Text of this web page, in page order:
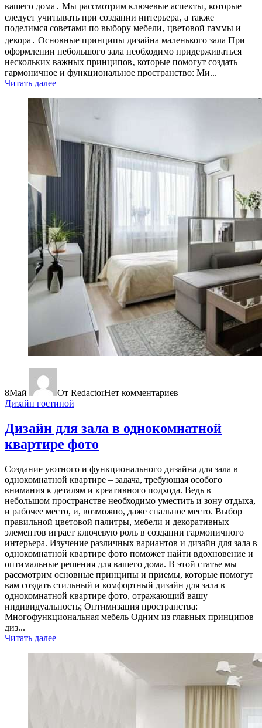
вашего дома․ Мы рассмотрим ключевые аспекты‚ которые
следует учитывать при создании интерьера‚ а также
поделимся советами по выбору мебели‚ цветовой гаммы и
декора․ Основные принципы дизайна маленького зала При
оформлении небольшого зала необходимо придерживаться
нескольких важных принципов‚ которые помогут создать
гармоничное и функциональное пространство: Ми...
Читать далее
8Май От RedactorНет комментариев
Дизайн гостиной
Дизайн для зала в однокомнатной
квартире фото
Создание уютного и функционального дизайна для зала в
однокомнатной квартире – задача, требующая особого
внимания к деталям и креативного подхода. Ведь в
небольшом пространстве необходимо уместить и зону отдыха,
и рабочее место, и, возможно, даже спальное место. Выбор
правильной цветовой палитры, мебели и декоративных
элементов играет ключевую роль в создании гармоничного
интерьера. Изучение различных вариантов и дизайн для зала в
однокомнатной квартире фото поможет найти вдохновение и
оптимальные решения для вашего дома. В этой статье мы
рассмотрим основные принципы и приемы, которые помогут
вам создать стильный и комфортный дизайн для зала в
однокомнатной квартире фото, отражающий вашу
индивидуальность; Оптимизация пространства:
Многофункциональная мебель Одним из главных принципов
диз...
Читать далее